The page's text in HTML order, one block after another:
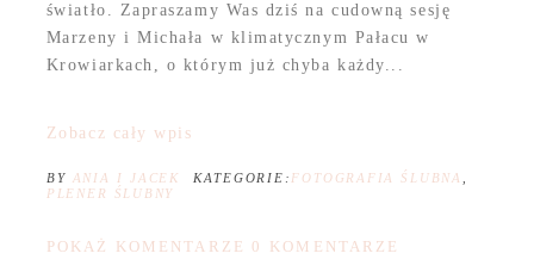
światło. Zapraszamy Was dziś na cudowną sesję
Marzeny i Michała w klimatycznym Pałacu w
Krowiarkach, o którym już chyba każdy...
Zobacz cały wpis
BY ANIA I JACEK KATEGORIE: FOTOGRAFIA ŚLUBNA
PLENER ŚLUBNY
POKAŻ KOMENTARZE 0 KOMENTARZE